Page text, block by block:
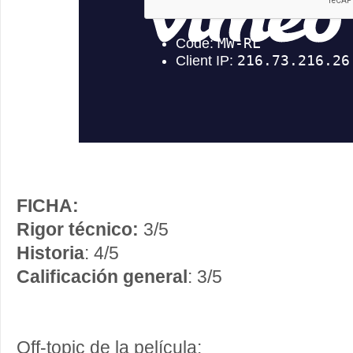
FICHA:
Rigor técnico: 3/5
Historia: 4/5
Calificación general : 3/5
Off-topic de la película: